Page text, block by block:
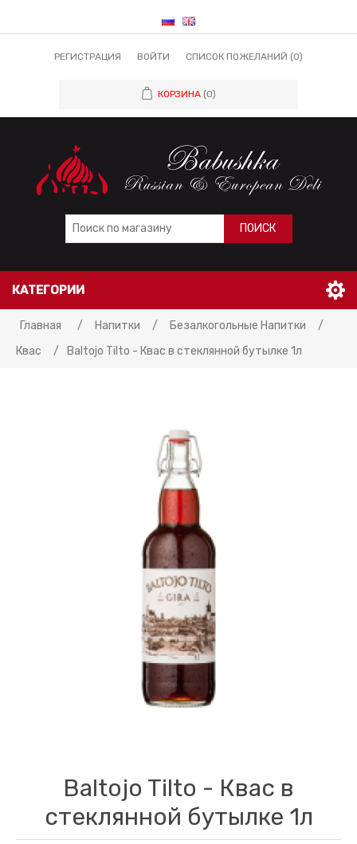
РЕГИСТРАЦИЯ ВОЙТИ СПИСОК ПОЖЕЛАНИЙ (0)
КОРЗИНА (0)
ПОИСК
КАТЕГОРИИ
Главная / Напитки / Безалкогольные Напитки
/
Квас
/ Baltojo Tilto - Квас в стеклянной бутылке 1л
Baltojo Tilto - Квас в
стеклянной бутылке 1л